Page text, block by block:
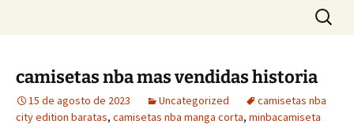
Buscar:
camisetas nba mas vendidas historia
15 de agosto de 2023 Uncategorized
camisetas nba
city edition baratas, camisetas nba manga corta, minbacamiseta